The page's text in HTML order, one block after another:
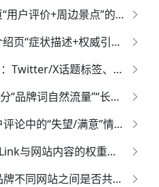
旅游行业SEO：酒店详情页“用户评价+周边景点”的本地化流量收割策略
医疗SEO合规突围：疾病介绍页“症状描述+权威引用”的免惩罚内容模板
社交媒体的“搜索导流”监测：Twitter/X话题标签、Reddit讨论对搜索结果的“话题热度”加权
SEO效果的“归因分层”：区分“品牌词自然流量”“长尾词转化流量”“零点击搜索价值”的贡献占比
搜索日志的情感分析：用户评论中的“失望/满意”情绪对页面排名的隐性影响权重
Android应用索引：Deep Link与网站内容的权重共享机制
跨站品牌协同效应：同一品牌不同网站之间是否共享信任权重？